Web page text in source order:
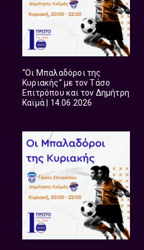
“Οι Μπαλαδόροι της
Κυριακής” με τον Τάσο
Επιτρόπου και τον Δημήτρη
Καϊμά | 14.06.2026